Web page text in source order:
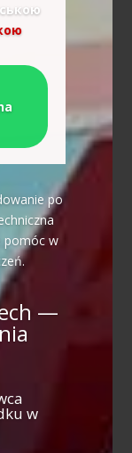
po
pomóc w
—
w